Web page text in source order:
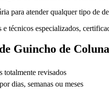
para atender qualquer tipo de
técnicos especializados,
Guincho de
totalmente revisados
dias, semanas ou meses